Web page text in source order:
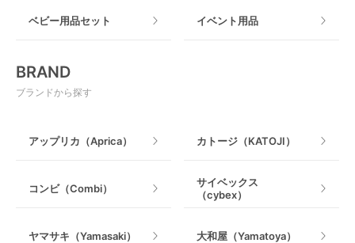
室内遊具
授乳グッズ・ママ用品
ベビー用品セット イベント用品
BRAND
ブランドから探す
アップリカ（Aprica） カトージ（KATOJI）
コンビ（Combi）
サイベックス
（cybex）
ヤマサキ（Yamasaki） 大和屋（Yamatoya）